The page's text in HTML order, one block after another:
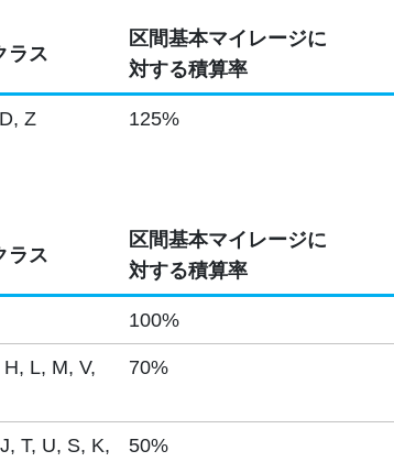
ラス
区間基本マイレージに
対する積算率
Z 125%
ラス
区間基本マイレージに
対する積算率
100%
L, M, V,
70%
T, U, S, K,
50%